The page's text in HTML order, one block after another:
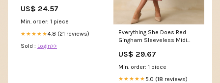
US$ 24.57
Min. order: 1 piece
★★★★★4.8 (21 reviews)
Sold : Login>>
Everything She Does Red
Gingham Sleeveless Midi
US$ 29.67
Min. order: 1 piece
★★★★★ 5.0 (18 reviews)